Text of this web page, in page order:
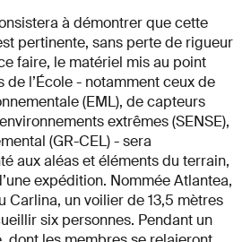
à démontrer que cette
pertinente, sans perte de rigueur
faire, le matériel mis au point
l’École - notamment ceux de
(EML), de capteurs
extrêmes (SENSE),
(GR-CEL) - sera
aux aléas et éléments du terrain,
expédition. Nommée Atlantea,
Carlina, un voilier de 13,5 mètres
six personnes. Pendant un